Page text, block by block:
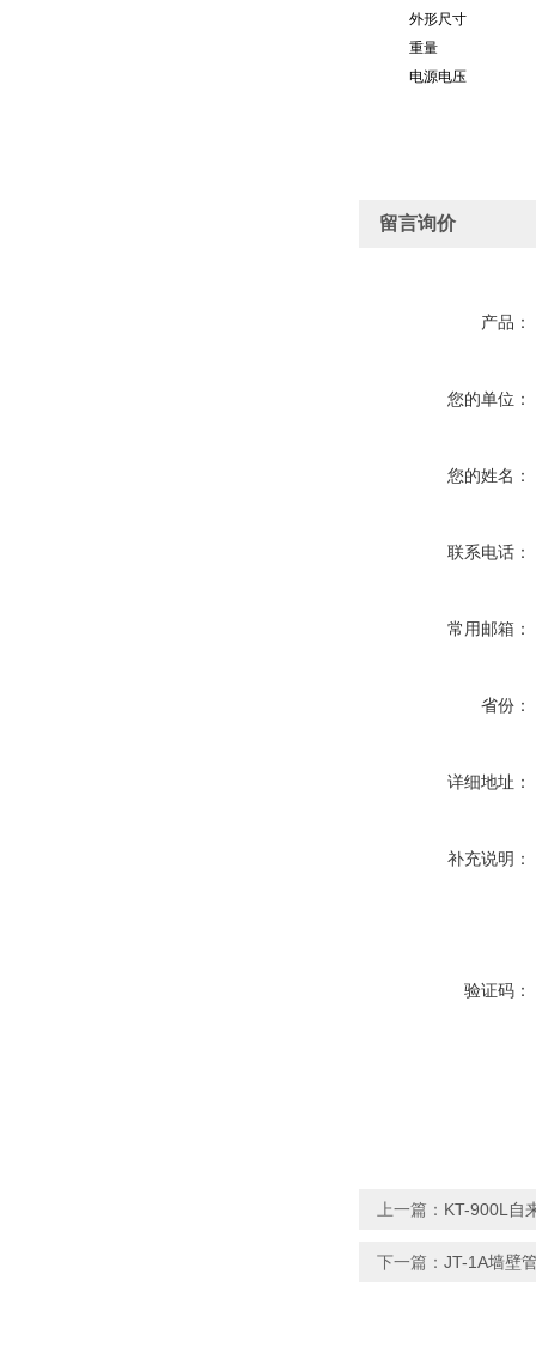
外形尺寸
重量
电源电压
留言询价
产品：
您的单位：
您的姓名：
联系电话：
常用邮箱：
省份：
详细地址：
补充说明：
验证码：
上一篇： KT-900L自
下一篇： JT-1A墙壁